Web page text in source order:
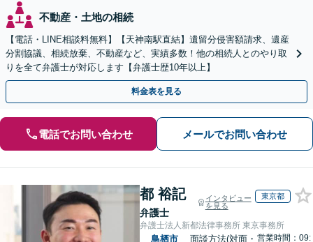
不動産・土地の相続
【電話・LINE相談料無料】【天神南駅直結】遺留分侵害額請求、遺産
分割協議、相続放棄、不動産など、実績多数！他の相続人とのやり取
りを全て弁護士が対応します【弁護士歴10年以上】
料金表を見る
電話でお問い合わせ メールでお問い合わせ
都 裕記
弁護士
インタビュー
を見る
東京都
弁護士法人新都法律事務所 東京事務所
鳥栖市
面談方法(対面・ 営業時間：09: